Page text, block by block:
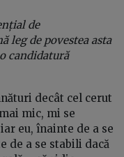
de
leg de povestea asta
candidatură
decât cel cerut
mic, mi se
eu, înainte de a se
de a se stabili dacă